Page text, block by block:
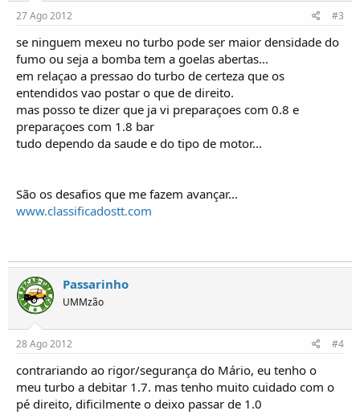
27 Ago 2012 #3
se ninguem mexeu no turbo pode ser maior densidade do
fumo ou seja a bomba tem a goelas abertas...
em relaçao a pressao do turbo de certeza que os
entendidos vao postar o que de direito.
mas posso te dizer que ja vi preparaçoes com 0.8 e
preparaçoes com 1.8 bar
tudo dependo da saude e do tipo de motor...
São os desafios que me fazem avançar...
www.classificadostt.com
Passarinho
UMMzão
28 Ago 2012 #4
contrariando ao rigor/segurança do Mário, eu tenho o
meu turbo a debitar 1.7. mas tenho muito cuidado com o
pé direito, dificilmente o deixo passar de 1.0